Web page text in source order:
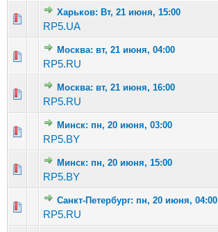
Харьков: Вт, 21 июня, 15:00
RP5.UA
Голосов: 2 - Средняя оценка: 3 из 5
1 234 5
Москва: вт, 21 июня, 04:00
RP5.RU
Голосов: 3 - Средняя оценка: 1.33 из 5
123 45
Москва: вт, 21 июня, 16:00
RP5.RU
Голосов: 3 - Средняя оценка: 3 из 5
123 45
Минск: пн, 20 июня, 03:00
RP5.BY
Голосов: 2 - Средняя оценка: 3 из 5
12 345
Минск: пн, 20 июня, 15:00
RP5.BY
Голосов: 5 - Средняя оценка: 3.4 из 5
12 345
Санкт-Петербург: пн, 20 июня, 04:00
RP5.RU
Голосов: 1 - Средняя оценка: 1 из 5
1234 5